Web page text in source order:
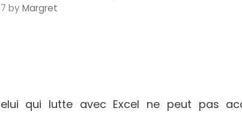
by Margret
qui lutte avec Excel ne peut pas